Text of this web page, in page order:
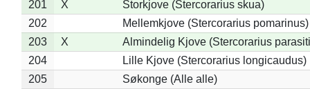
201 X
Storkjove (Stercorarius skua)
202
Mellemkjove (Stercorarius pomarinus)
203
X
Almindelig Kjove (Stercorarius
204
Lille Kjove (Stercorarius longicaudus)
205
Søkonge (Alle alle)